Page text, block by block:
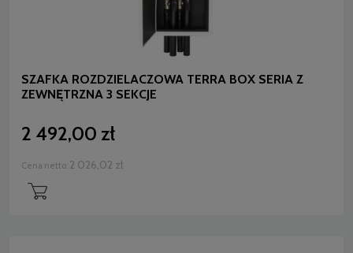
SZAFKA ROZDZIELACZOWA TERRA BOX SERIA Z
ZEWNĘTRZNA 3 SEKCJE
2 492,00 zł
Cena netto: 2 026,02 zł